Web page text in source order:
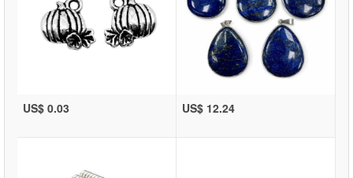
US$ 0.03 US$ 12.24